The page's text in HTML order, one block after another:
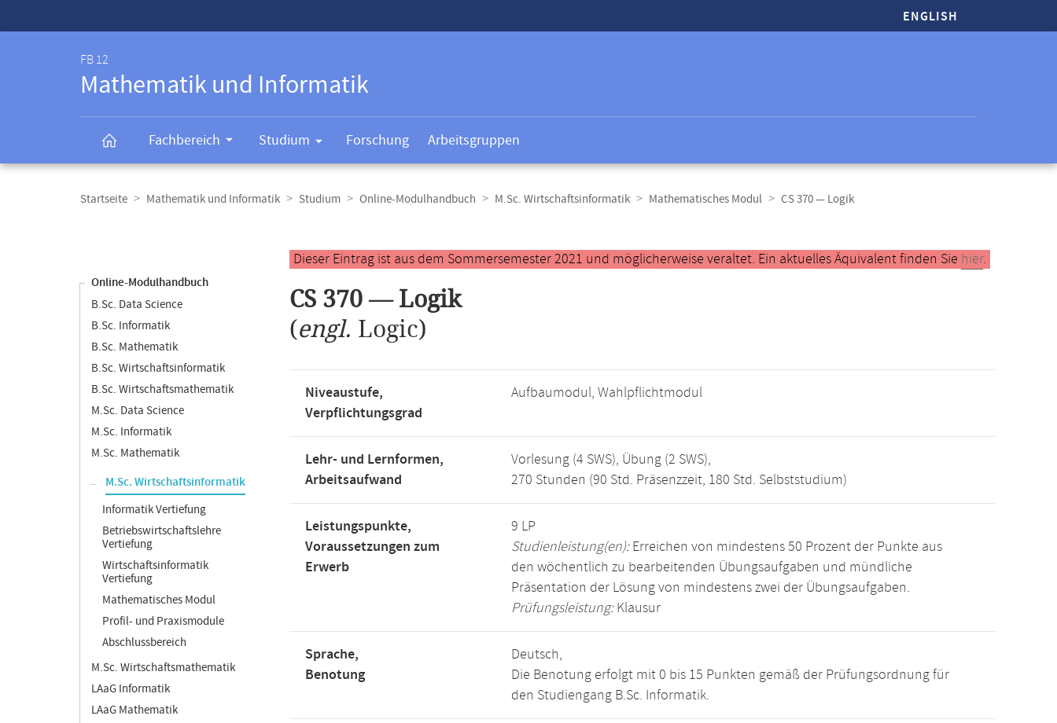
ENGLISH
FB 12
Mathematik und Informatik
Fachbereich Studium Forschung Arbeitsgruppen
Navigation
Startseite Mathematik und Informatik Studium Online-Modulhandbuch M.Sc. Wirtschaftsinformatik Mathematisches Modul CS 370 — Logik
Online-Modulhandbuch
B.Sc. Data Science
B.Sc. Informatik
B.Sc. Mathematik
B.Sc. Wirtschaftsinformatik
B.Sc. Wirtschaftsmathematik
M.Sc. Data Science
M.Sc. Informatik
M.Sc. Mathematik
M.Sc. Wirtschaftsinformatik
Informatik Vertiefung
Betriebswirtschaftslehre
Vertiefung
Wirtschaftsinformatik
Vertiefung
Mathematisches Modul
Profil- und Praxismodule
Abschlussbereich
M.Sc. Wirtschaftsmathematik
LAaG Informatik
LAaG Mathematik
Hauptinhalt
Dieser Eintrag ist aus dem Sommersemester 2021 und möglicherweise veraltet. Ein aktuelles Äquivalent finden Sie hier.
CS 370 — Logik
(engl. Logic)
Niveaustufe,
Verpflichtungsgrad
Aufbaumodul, Wahlpflichtmodul
Lehr- und Lernformen,
Arbeitsaufwand
Vorlesung (4 SWS), Übung (2 SWS),
270 Stunden (90 Std. Präsenzzeit, 180 Std. Selbststudium)
Leistungspunkte,
Voraussetzungen zum
Erwerb
9 LP
Studienleistung(en):Erreichen von mindestens 50 Prozent der Punkte aus
den wöchentlich zu bearbeitenden Übungsaufgaben und mündliche
Präsentation der Lösung von mindestens zwei der Übungsaufgaben.
Prüfungsleistung:Klausur
Sprache,
Benotung
Deutsch,
Die Benotung erfolgt mit 0 bis 15 Punkten gemäß der Prüfungsordnung für
den Studiengang B.Sc. Informatik.